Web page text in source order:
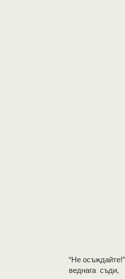
“Не
веднага съди,